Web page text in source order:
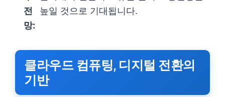
전
망:
높일 것으로 기대됩니다.
클라우드 컴퓨팅, 디지털 전환의
기반